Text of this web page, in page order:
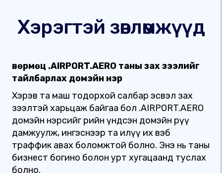
Хэрэгтэй зөвлөмжүүд
Өвөрмөц .AIRPORT.AERO таны зах зээлийг
тайлбарлах домэйн нэр
Хэрэв та маш тодорхой салбар эсвэл зах
зээлтэй харьцаж байгаа бол .AIRPORT.AERO
домэйн нэрсийг өөрийн үндсэн домэйн рүү
дамжуулж, ингэснээр та илүү их вэб
траффик авах боломжтой болно. Энэ нь таны
бизнест богино болон урт хугацаанд туслах
болно.